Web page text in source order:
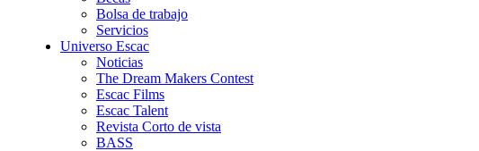
Bolsa de trabajo
Servicios
Universo Escac
Noticias
The Dream Makers Contest
Escac Films
Escac Talent
Revista Corto de vista
BASS